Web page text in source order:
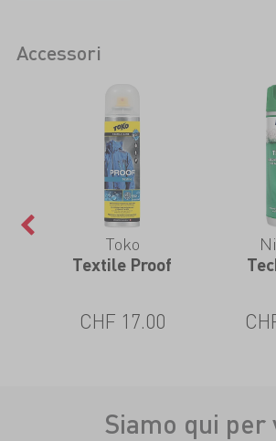
Accessori
Toko
Textile Proof
CHF 17.00
Siamo qui per